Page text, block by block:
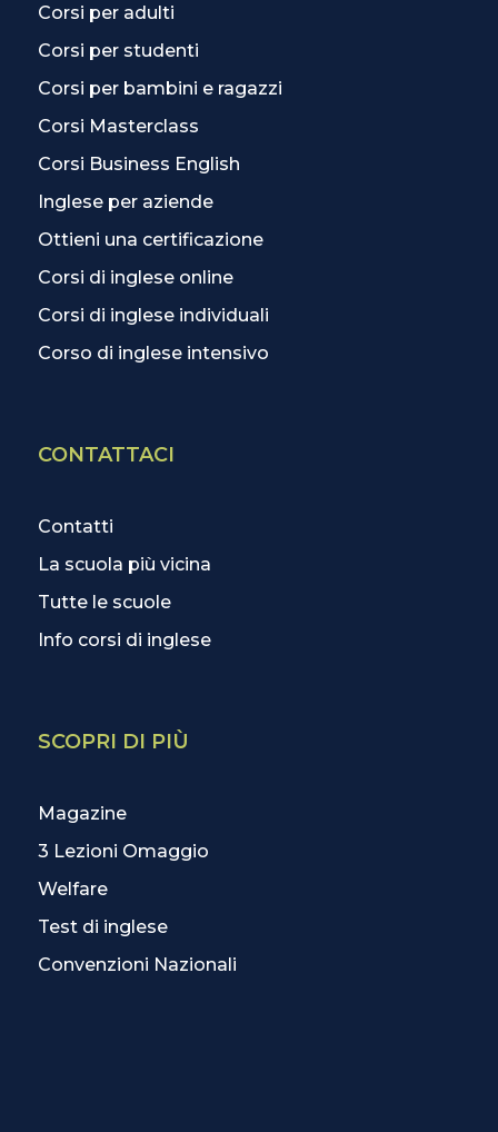
Corsi per adulti
Corsi per studenti
Corsi per bambini e ragazzi
Corsi Masterclass
Corsi Business English
Inglese per aziende
Ottieni una certificazione
Corsi di inglese online
Corsi di inglese individuali
Corso di inglese intensivo
CONTATTACI
Contatti
La scuola più vicina
Tutte le scuole
Info corsi di inglese
SCOPRI DI PIÙ
Magazine
3 Lezioni Omaggio
Welfare
Test di inglese
Convenzioni Nazionali